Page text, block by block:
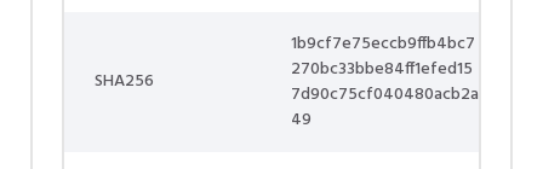
SHA256
1b9cf7e75eccb9ffb4bc7
270bc33bbe84ff1efed15
7d90c75cf040480acb2a
49